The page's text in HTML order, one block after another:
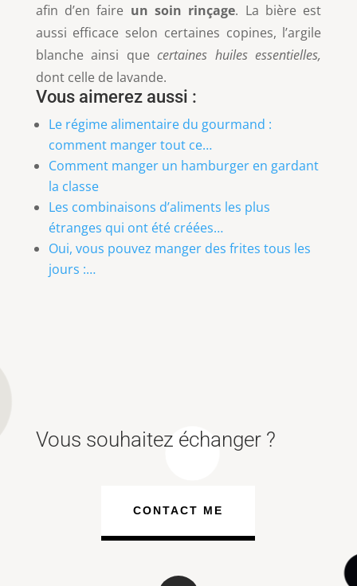
afin d’en faire un soin rinçage. La bière est
aussi efficace selon certaines copines, l’argile
blanche ainsi quecertaines huiles essentielles,
dont celle de lavande.
Vous aimerez aussi :
Le régime alimentaire du gourmand :
comment manger tout ce…
Comment manger un hamburger en gardant
la classe
Les combinaisons d’aliments les plus
étranges qui ont été créées…
Oui, vous pouvez manger des frites tous les
jours :…
Vous souhaitez échanger ?
CONTACT ME